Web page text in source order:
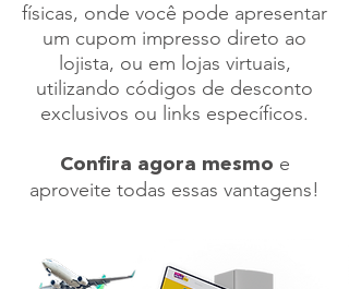
físicas, onde você pode apresentar
um cupom impresso direto ao
lojista, ou em lojas virtuais,
utilizando códigos de desconto
exclusivos ou links específicos.
Confira agora mesmo e
aproveite todas essas vantagens!